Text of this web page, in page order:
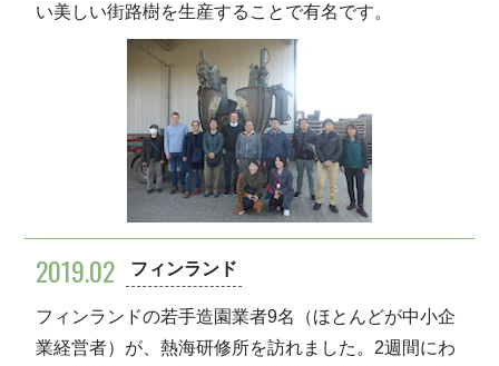
い美しい街路樹を生産することで有名です。
2019.02 フィンランド
フィンランドの若手造園業者9名（ほとんどが中小企
業経営者）が、熱海研修所を訪れました。2週間にわ